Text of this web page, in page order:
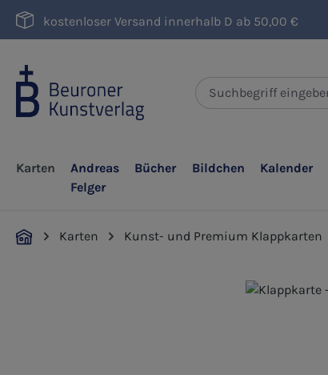
Hauptinhalt springen
Zur Suche springen
Zur Hauptnavigation springen
kostenloser Versand innerhalb D ab 50,00 €
Karten
Andreas
Felger
Bücher Bildchen Kalender
Karten Kunst- und Premium Klappkarten